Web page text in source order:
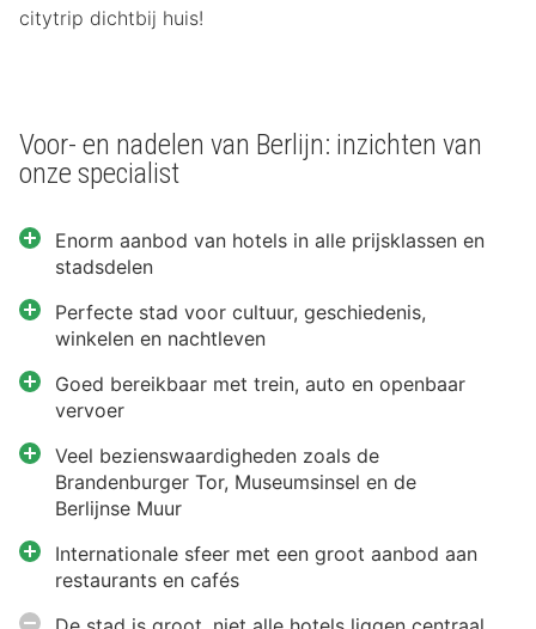
citytrip dichtbij huis!
Voor- en nadelen van Berlijn: inzichten van
onze specialist
Enorm aanbod van hotels in alle prijsklassen en
stadsdelen
Perfecte stad voor cultuur, geschiedenis,
winkelen en nachtleven
Goed bereikbaar met trein, auto en openbaar
vervoer
Veel bezienswaardigheden zoals de
Brandenburger Tor, Museumsinsel en de
Berlijnse Muur
Internationale sfeer met een groot aanbod aan
restaurants en cafés